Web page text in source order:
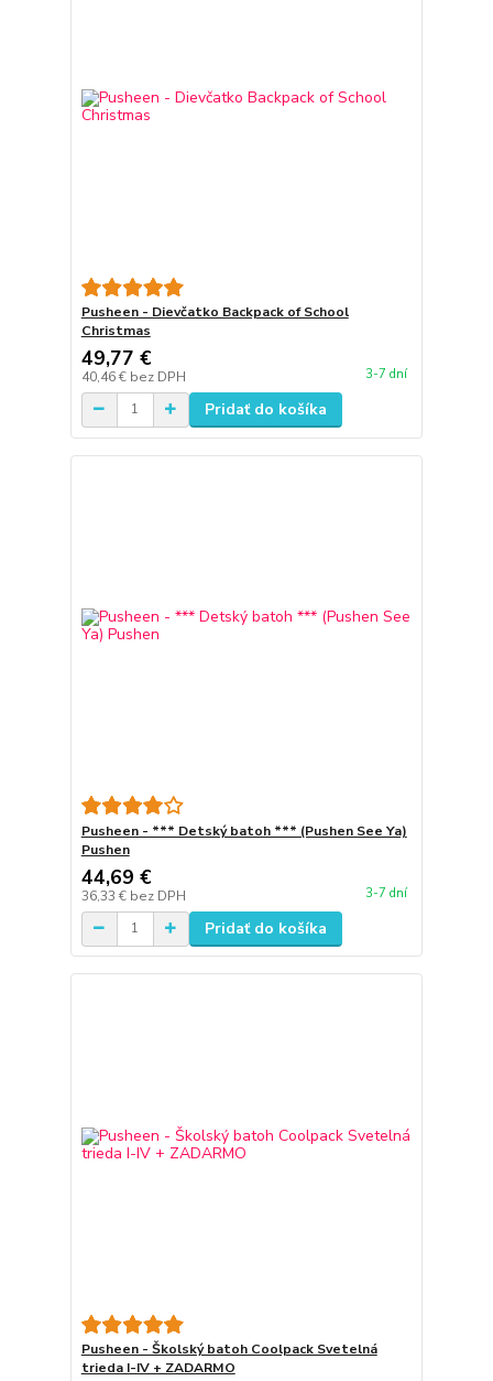
Pusheen - Dievčatko Backpack of School
Christmas
49,77 €
40,46 € bez DPH 3-7 dní
Pridať do košíka
Pusheen - *** Detský batoh *** (Pushen See Ya)
Pushen
44,69 €
36,33 € bez DPH 3-7 dní
Pridať do košíka
Pusheen - Školský batoh Coolpack Svetelná
trieda I-IV + ZADARMO